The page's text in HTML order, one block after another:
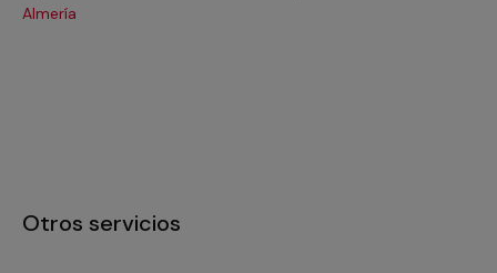
Almería
Otros servicios